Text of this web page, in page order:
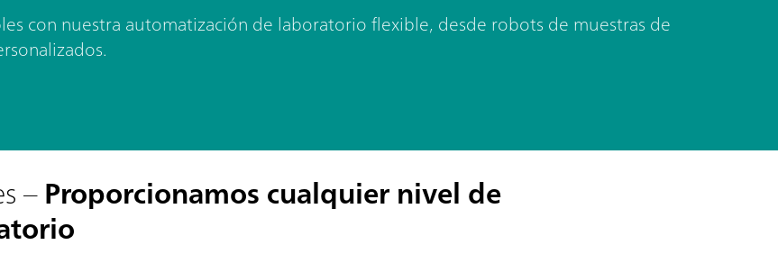
con nuestra automatización de laboratorio flexible, desde robots de muestras de
–Proporcionamos cualquier nivel de